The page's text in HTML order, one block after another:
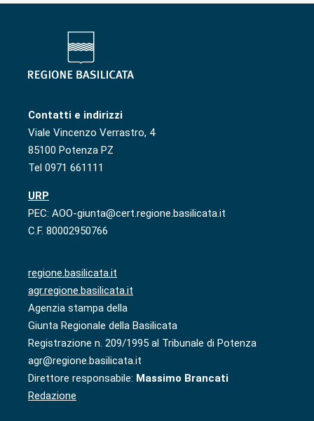
Contatti e indirizzi
Viale Vincenzo Verrastro, 4
85100 Potenza PZ
Tel 0971 661111
URP
PEC: AOO-giunta@cert.regione.basilicata.it
C.F. 80002950766
regione.basilicata.it
agr.regione.basilicata.it
Agenzia stampa della
Giunta Regionale della Basilicata
Registrazione n. 209/1995 al Tribunale di Potenza
agr@regione.basilicata.it
Direttore responsabile: Massimo Brancati
Redazione